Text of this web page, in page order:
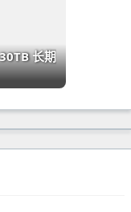
长期